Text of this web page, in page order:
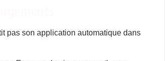
pas son application automatique dans